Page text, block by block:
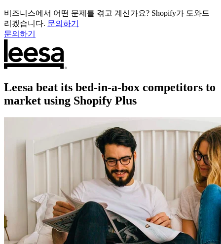
비즈니스에서 어떤 문제를 겪고 계신가요? Shopify가 도와드
리겠습니다. 문의하기
문의하기
Leesa beat its bed-in-a-box competitors to
market using Shopify Plus